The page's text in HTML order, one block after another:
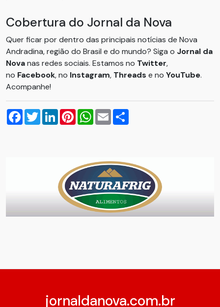
Cobertura do Jornal da Nova
Quer ficar por dentro das principais notícias de Nova
Andradina, região do Brasil e do mundo? Siga o Jornal da
Novanas redes sociais. Estamos no Twitter,
no Facebook, no Instagram, Threads e no YouTube.
Acompanhe!
Facebook
TwitterLinkedInPinterestWhatsApp
Email
jornaldanova.com.br